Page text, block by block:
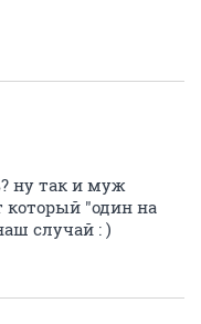
ну так и муж
который "один на
случай : )